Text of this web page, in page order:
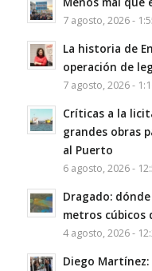
7 agosto, 2026 -
La historia de
operación de
7 agosto, 2026 -
Críticas a la
grandes obras
al Puerto
6 agosto, 2026 -
Dragado:
metros cúbicos
4 agosto, 2026 -
Diego Martínez: